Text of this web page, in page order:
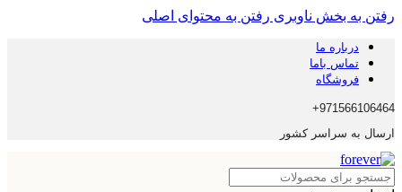
رفتن به بخش ناوبری رفتن به محتوای اصلی
درباره ما
تماس باما
فروشگاه
971566106464+
ارسال به سراسر کشور